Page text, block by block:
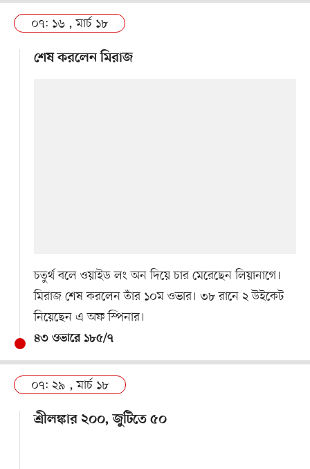
০৭: ১৬ , মার্চ ১৮
শেষ করলেন মিরাজ
চতুর্থ বলে ওয়াইড লং অন দিয়ে চার মেরেছেন লিয়ানাগে।
মিরাজ শেষ করলেন তাঁর ১০ম ওভার। ৩৮ রানে ২ উইকেট
নিয়েছেন এ অফ স্পিনার।
৪৩ ওভারে ১৮৫/৭
০৭: ২৯ , মার্চ ১৮
শ্রীলঙ্কার ২০০, জুটিতে ৫০